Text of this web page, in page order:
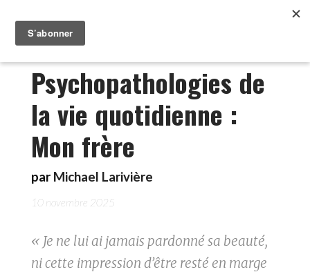
Psychopathologies de
la vie quotidienne :
Mon frère
par Michael Larivière
10 novembre 2025
« Je ne lui ai jamais pardonné sa beauté,
ni cette impression d’être resté en marge